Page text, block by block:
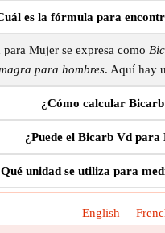
es la fórmula para
Mujer se expresa como
para hombres. Aquí hay
¿Cómo calcular
¿Puede el Bicarb Vd
unidad se utiliza para
English